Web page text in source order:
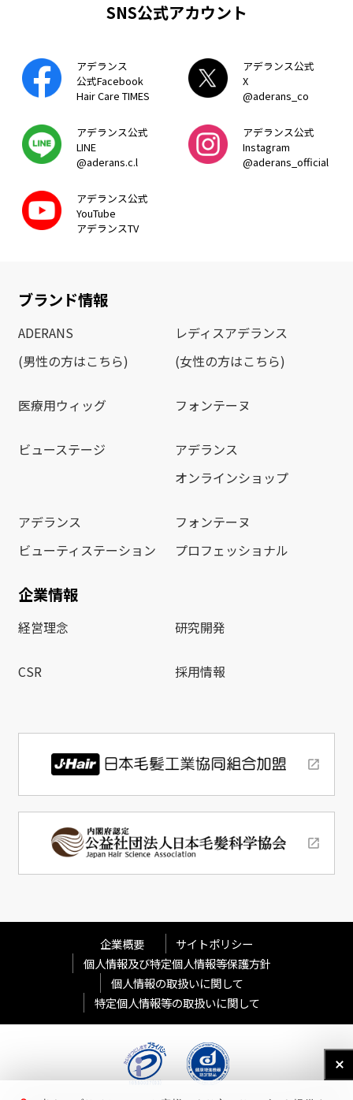
SNS公式アカウント
アデランス
公式Facebook
Hair Care TIMES
アデランス公式
X
@aderans_co
アデランス公式
LINE
@aderans.c.l
アデランス公式
Instagram
@aderans_official
アデランス公式
YouTube
アデランスTV
ブランド情報
ADERANS
(男性の方はこちら)
レディスアデランス
(女性の方はこちら)
医療用ウィッグ フォンテーヌ
ビューステージ
アデランス
オンラインショップ
アデランス
ビューティステーション
フォンテーヌ
プロフェッショナル
企業情報
経営理念 研究開発
CSR 採用情報
企業概要
サイトポリシー
個人情報及び特定個人情報等保護方針
個人情報の取扱いに関して
特定個人情報等の取扱いに関して